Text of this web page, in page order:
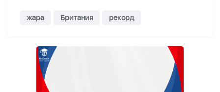
жара Британия рекорд